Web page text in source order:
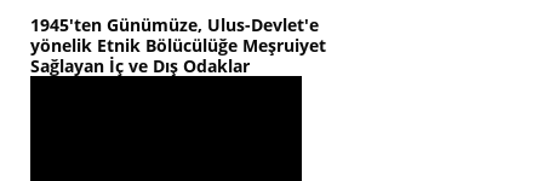
1945'ten Günümüze, Ulus-Devlet'e
yönelik Etnik Bölücülüğe Meşruiyet
Sağlayan İç ve Dış Odaklar